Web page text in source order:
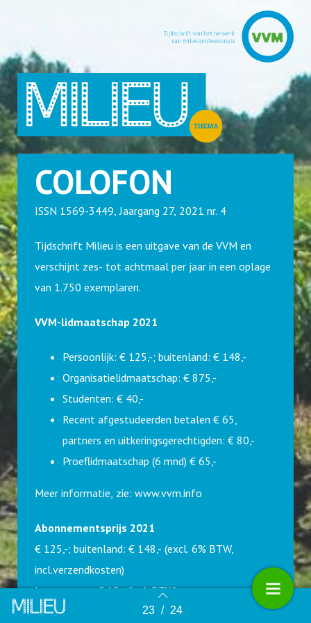
Terug naar overzicht 23 / 24
COLOFON
ISSN 1569-3449, Jaargang 27, 2021 nr. 4
Tijdschrift Milieu is een uitgave van de VVM en
verschijnt zes- tot achtmaal per jaar in een oplage
van 1.750 exemplaren.
VVM-lidmaatschap 2021
Persoonlijk: € 125,-; buitenland: € 148,-
Organisatielidmaatschap: € 875,-
Studenten: € 40,-
Recent afgestudeerden betalen € 65,
partners en uitkeringsgerechtigden: € 80,-
Proeflidmaatschap (6 mnd) € 65,-
Meer informatie, zie: www.vvm.info
Abonnementsprijs 2021
€ 125,-; buitenland: € 148,- (excl. 6% BTW,
incl.verzendkosten)
Los nummer: € 15,- (incl. BTW)